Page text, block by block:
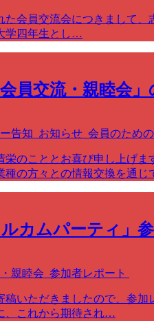
た会員交流会につきまして
学四年生とし…
員交流・親睦会」
告知 お知らせ 会員のため
のこととお喜び申し上げま
種の方々との情報交換を通
ルカムパーティ」
親睦会 参加者レポート
稿いただきましたので、参
、これから期待され…